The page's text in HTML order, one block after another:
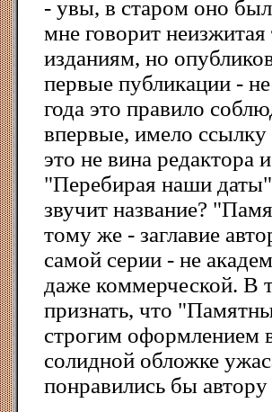
- увы, в старом оно
мне говорит
изданиям, но
первые публикации -
года это правило
впервые, имело ссылку
это не вина редактора
"Перебирая наши даты"
звучит название?
тому же - заглавие
самой серии - не
даже коммерческой. В
признать, что
строгим оформлением
солидной обложке
понравились бы